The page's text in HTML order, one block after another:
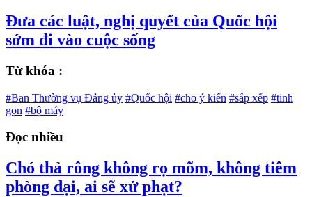
Đưa các luật, nghị quyết của Quốc hội
sớm đi vào cuộc sống
Từ khóa :
#Ban Thường vụ Đảng ủy #Quốc hội #cho ý kiến #sắp xếp #tinh
gọn #bộ máy
Đọc nhiều
Chó thả rông không rọ mõm, không tiêm
phòng dại, ai sẽ xử phạt?